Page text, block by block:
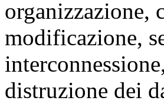
organizzazione,
modificazione,
distruzione dei